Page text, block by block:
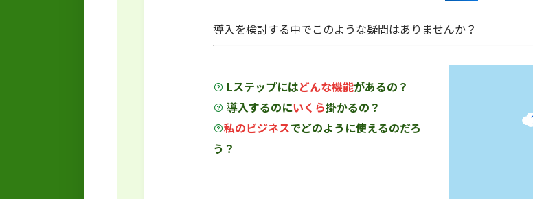
導入を検討する中でこのような疑問はありませんか？
Lステップにはどんな機能があるの？
導入するのにいくら掛かるの？
私のビジネスでどのように使えるのだろ
う？